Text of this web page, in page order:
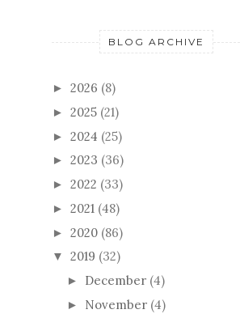
BLOG ARCHIVE
► 2026 (8)
► 2025 (21)
► 2024 (25)
► 2023 (36)
► 2022 (33)
► 2021 (48)
► 2020 (86)
▼ 2019 (32)
► December (4)
► November (4)